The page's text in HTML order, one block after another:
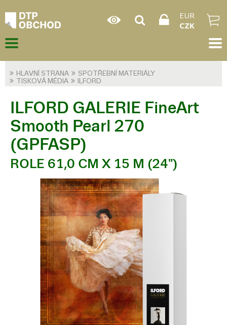
EUR
CZK
HLAVNÍ STRANA
SPOTŘEBNÍ MATERIÁLY
TISKOVÁ MÉDIA
ILFORD
ILFORD GALERIE FineArt
Smooth Pearl 270
(GPFASP)
ROLE 61,0 CM X 15 M (24")